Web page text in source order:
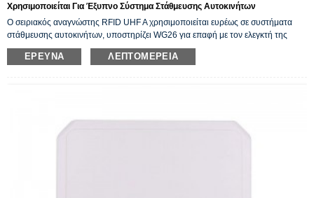
Χρησιμοποιείται Για Έξυπνο Σύστημα Στάθμευσης Αυτοκινήτων
Ο σειριακός αναγνώστης RFID UHF A χρησιμοποιείται ευρέως σε συστήματα
στάθμευσης αυτοκινήτων, υποστηρίζει WG26 για επαφή με τον ελεγκτή της
πλακέτας. Η απόσταση ανάγνωσης είναι 10 μέτρα.
ΈΡΕΥΝΑ ΛΕΠΤΟΜΈΡΕΙΑ